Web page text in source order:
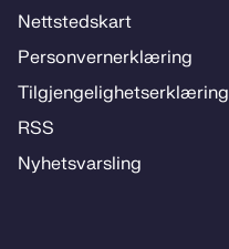
Nett­steds­­kart
Per­­son­ver­n­er­klæ­­ring
Til­­­gjen­­ge­­lig­hets­­er­klæ­­ring
RSS
Ny­hets­­vars­­ling